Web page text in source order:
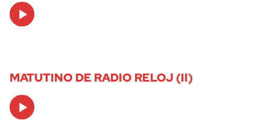
Audio
Player
MATUTINO DE RADIO RELOJ (II)
Audio
Player